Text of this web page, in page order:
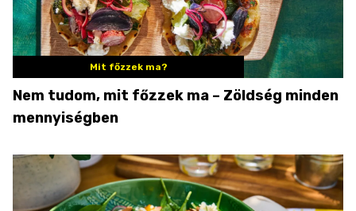
Mit főzzek ma?
Nem tudom, mit főzzek ma – Zöldség minden
mennyiségben